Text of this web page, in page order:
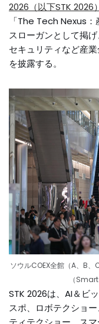
2026（以下STK 2026
「The Tech Nexus
スローガンとして掲
セキュリティなど産
を披露する。
ソウルCOEX全館（A、B
（
STK 2026は、AI＆ビ
スポ、ロボテクショ